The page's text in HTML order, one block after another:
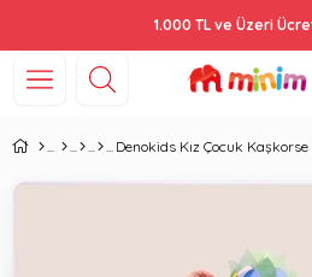
1.000 TL ve Üzeri
Denokids Kız Çocuk